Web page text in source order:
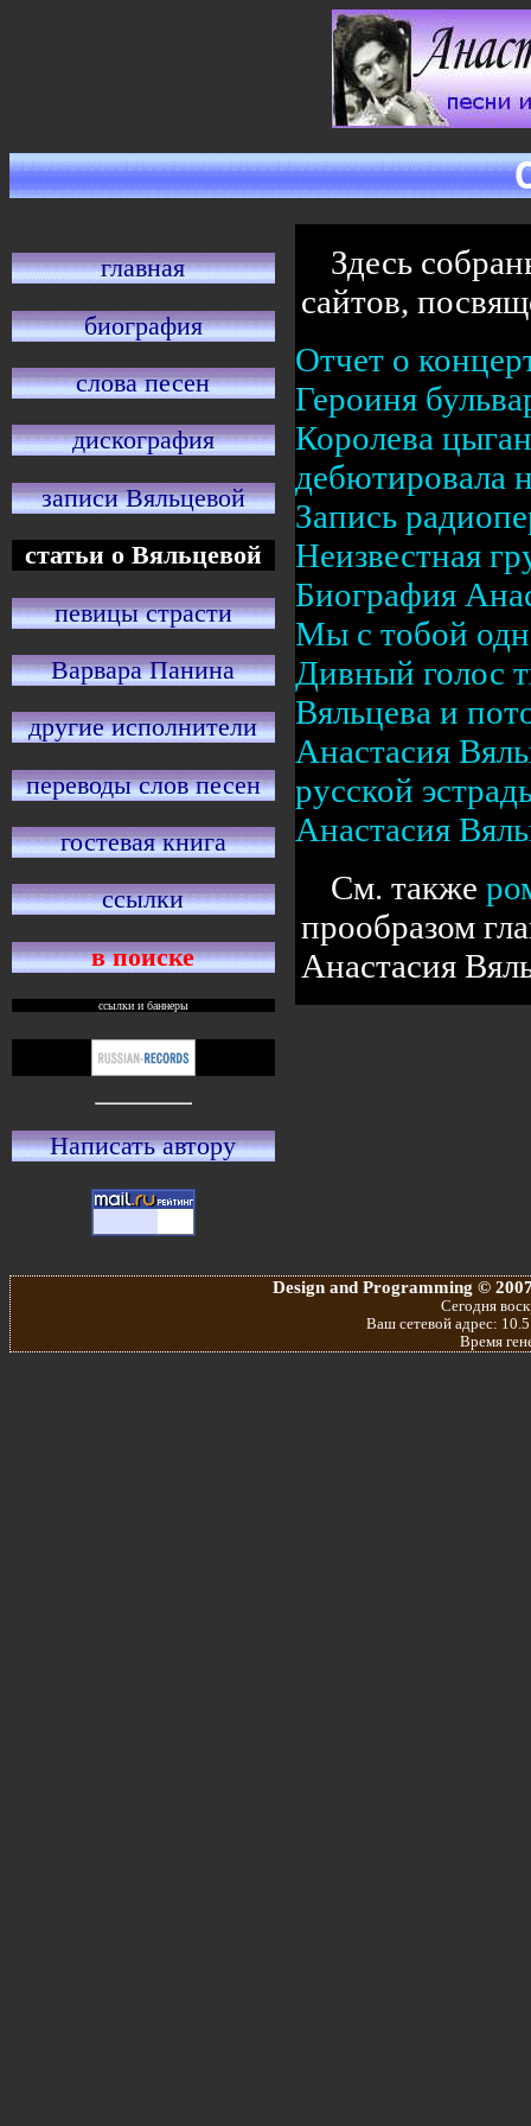
главная
биография
слова песен
дискография
записи Вяльцевой
статьи о Вяльцевой
певицы страсти
Варвара Панина
другие исполнители
переводы слов песен
гостевая книга
ссылки
в поиске
ссылки и баннеры
Написать автору
Здесь
сайтов,
Отчет о
Героиня
Королева
дебютировала
Запись
Неизвестная
Биография
Мы с тобой
Дивный голос
Вяльцева и
Анастасия
русской
Анастасия
См. также
прообразом
Анастасия
Design and Programming ©
Сегодня
Ваш сетевой адрес:
Время